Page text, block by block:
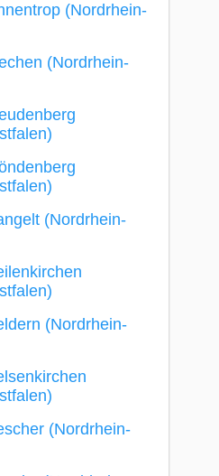
(Nordrhein-
(Nordrhein-
(Nordrhein-
(Nordrhein-
(Nordrhein-